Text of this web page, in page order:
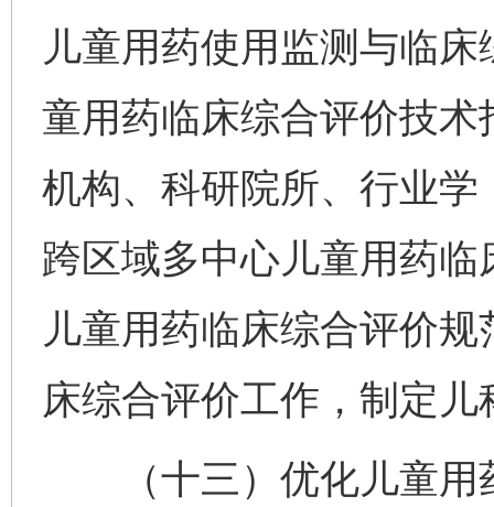
儿童用药使用监测与临
童用药临床综合评价技
机构、科研院所、行业
跨区域多中心儿童用药
儿童用药临床综合评价
床综合评价工作，制定
（十三）优化儿童用